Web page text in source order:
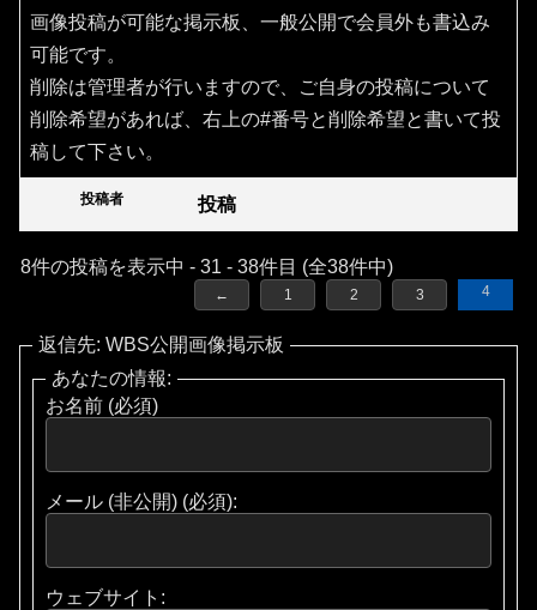
画像投稿が可能な掲示板、一般公開で会員外も書込み
可能です。
削除は管理者が行いますので、ご自身の投稿について
削除希望があれば、右上の#番号と削除希望と書いて投
稿して下さい。
投稿者 投稿
8件の投稿を表示中 - 31 - 38件目 (全38件中)
← 1 2 3 4
返信先: WBS公開画像掲示板
あなたの情報:
お名前 (必須)
メール (非公開) (必須):
ウェブサイト: